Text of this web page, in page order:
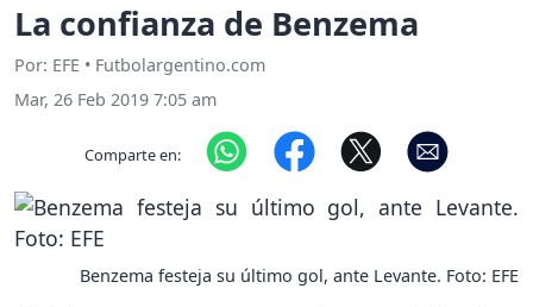
La confianza de Benzema
Por: EFE • Futbolargentino.com
Mar, 26 Feb 2019 7:05 am
Comparte en:
Benzema festeja su último gol, ante Levante. Foto: EFE